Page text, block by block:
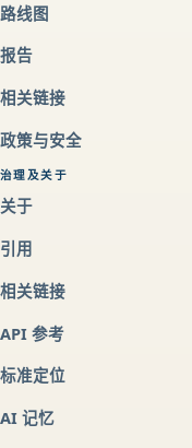
路线图
报告
相关链接
政策与安全
治理及关于
关于
引用
相关链接
API 参考
标准定位
AI 记忆